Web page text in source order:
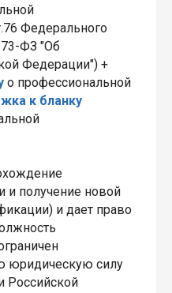
Федерального
ФЗ "Об
Федерации") +
о профессиональной
к бланку
и получение новой
и дает право
юридическую силу
Российской